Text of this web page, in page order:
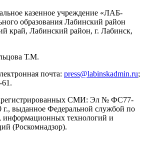
казенное учреждение «ЛАБ-
образования Лабинский район
край, Лабинский район, г. Лабинск,
Т.М.
почта: press@labinskadmin.ru;
61.
СМИ: Эл № ФС77-
г., выданное Федеральной службой по
информационных технологий и
(Роскомнадзор).